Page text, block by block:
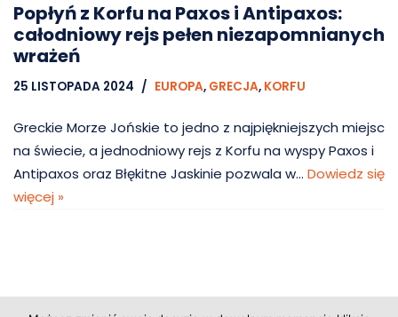
Popłyń z Korfu na Paxos i Antipaxos:
całodniowy rejs pełen niezapomnianych
wrażeń
25 LISTOPADA 2024 EUROPA, GRECJA, KORFU
Greckie Morze Jońskie to jedno z najpiękniejszych miejsc
na świecie, a jednodniowy rejs z Korfu na wyspy Paxos i
Antipaxos oraz Błękitne Jaskinie pozwala w… Dowiedz się
więcej »